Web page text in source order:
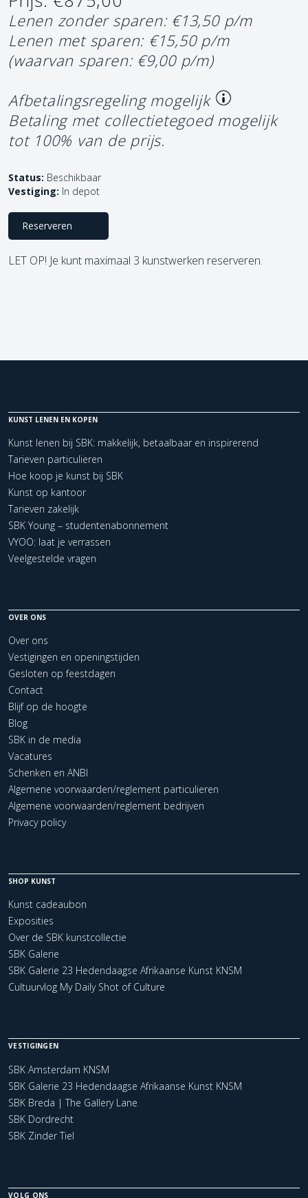
Lenen zonder sparen: €13,50 p/m
Lenen met sparen: €15,50 p/m
(waarvan sparen: €9,00 p/m)
Afbetalingsregeling mogelijk
Betaling met collectietegoed mogelijk
tot 100% van de prijs.
Status: Beschikbaar
Vestiging: In depot
Reserveren
LET OP! Je kunt maximaal 3 kunstwerken reserveren.
KUNST LENEN EN KOPEN
Kunst lenen bij SBK: makkelijk, betaalbaar en inspirerend
Tarieven particulieren
Hoe koop je kunst bij SBK
Kunst op kantoor
Tarieven zakelijk
SBK Young – studentenabonnement
VYOO: laat je verrassen
Veelgestelde vragen
OVER ONS
Over ons
Vestigingen en openingstijden
Gesloten op feestdagen
Contact
Blijf op de hoogte
Blog
SBK in de media
Vacatures
Schenken en ANBI
Algemene voorwaarden/reglement particulieren
Algemene voorwaarden/reglement bedrijven
Privacy policy
SHOP KUNST
Kunst cadeaubon
Exposities
Over de SBK kunstcollectie
SBK Galerie
SBK Galerie 23 Hedendaagse Afrikaanse Kunst KNSM
Cultuurvlog My Daily Shot of Culture
VESTIGINGEN
SBK Amsterdam KNSM
SBK Galerie 23 Hedendaagse Afrikaanse Kunst KNSM
SBK Breda | The Gallery Lane
SBK Dordrecht
SBK Zinder Tiel
VOLG ONS